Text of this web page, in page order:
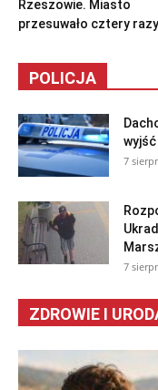
Rzeszowie. Miasto
przesuwało cztery
POLICJA
7
7
ZDROWIE I